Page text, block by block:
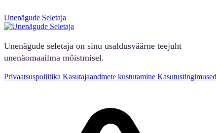
Unenägude Seletaja
Unenägude seletaja on sinu usaldusväärne teejuht
unenäomaailma mõistmisel.
Privaatsuspoliitika Kasutajaandmete kustutamine Kasutustingimused